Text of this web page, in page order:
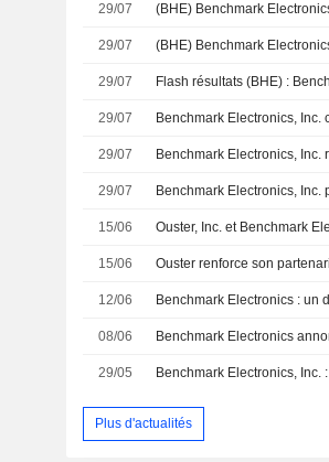
29/07
29/07
29/07
29/07
29/07
29/07
15/06
15/06
12/06
08/06
29/05 Benchmark Electronics,
Plus d'actualités